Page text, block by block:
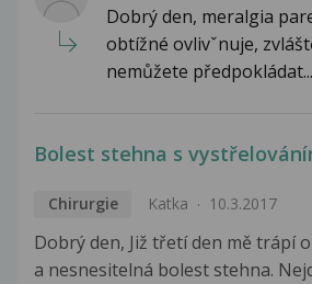
Dobrý den, meralgia
obtížné ovlivˇnuje,
nemůžete předpokládat...
Bolest stehna s
Chirurgie Katka 10.3.2017
Dobrý den, Již třetí den mě trápí
a nesnesitelná bolest stehna.